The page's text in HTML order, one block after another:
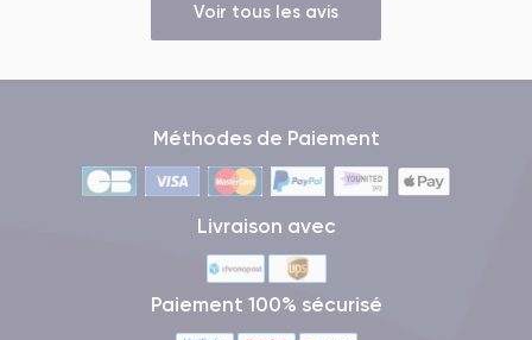
Voir tous les avis
Méthodes de Paiement
Livraison avec
Paiement 100% sécurisé